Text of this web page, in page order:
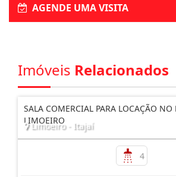
AGENDE UMA VISITA
Imóveis Relacionados
SALA COMERCIAL PARA LOCAÇÃO NO
LIMOEIRO
Limoeiro - Itajaí
4